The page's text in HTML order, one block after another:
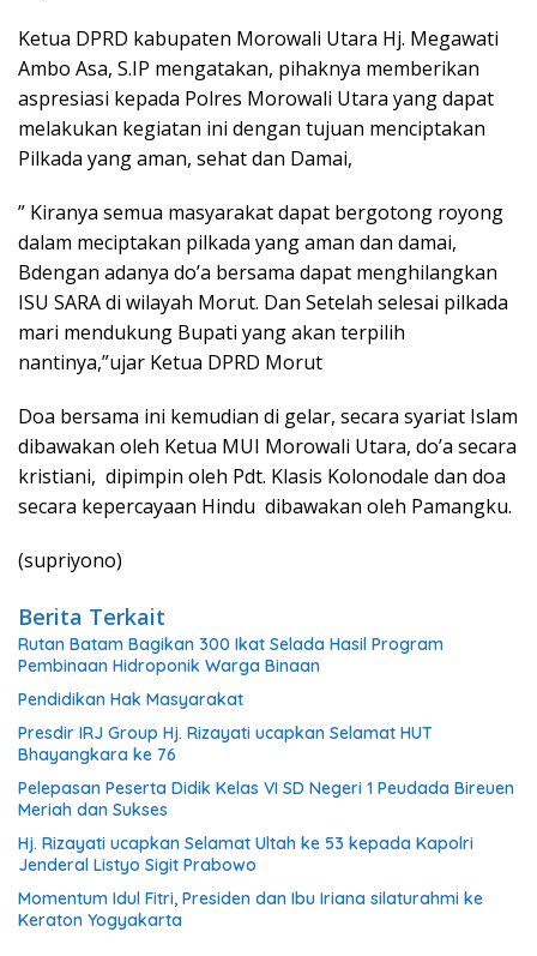
Ketua DPRD kabupaten Morowali Utara Hj. Megawati
Ambo Asa, S.IP mengatakan, pihaknya memberikan
aspresiasi kepada Polres Morowali Utara yang dapat
melakukan kegiatan ini dengan tujuan menciptakan
Pilkada yang aman, sehat dan Damai,
” Kiranya semua masyarakat dapat bergotong royong
dalam meciptakan pilkada yang aman dan damai,
Bdengan adanya do’a bersama dapat menghilangkan
ISU SARA di wilayah Morut. Dan Setelah selesai pilkada
mari mendukung Bupati yang akan terpilih
nantinya,”ujar Ketua DPRD Morut
Doa bersama ini kemudian di gelar, secara syariat Islam
dibawakan oleh Ketua MUI Morowali Utara, do’a secara
kristiani, dipimpin oleh Pdt. Klasis Kolonodale dan doa
secara kepercayaan Hindu dibawakan oleh Pamangku.
(supriyono)
Berita Terkait
Rutan Batam Bagikan 300 Ikat Selada Hasil Program
Pembinaan Hidroponik Warga Binaan
Pendidikan Hak Masyarakat
Presdir IRJ Group Hj. Rizayati ucapkan Selamat HUT
Bhayangkara ke 76
Pelepasan Peserta Didik Kelas VI SD Negeri 1 Peudada Bireuen
Meriah dan Sukses
Hj. Rizayati ucapkan Selamat Ultah ke 53 kepada Kapolri
Jenderal Listyo Sigit Prabowo
Momentum Idul Fitri, Presiden dan Ibu Iriana silaturahmi ke
Keraton Yogyakarta